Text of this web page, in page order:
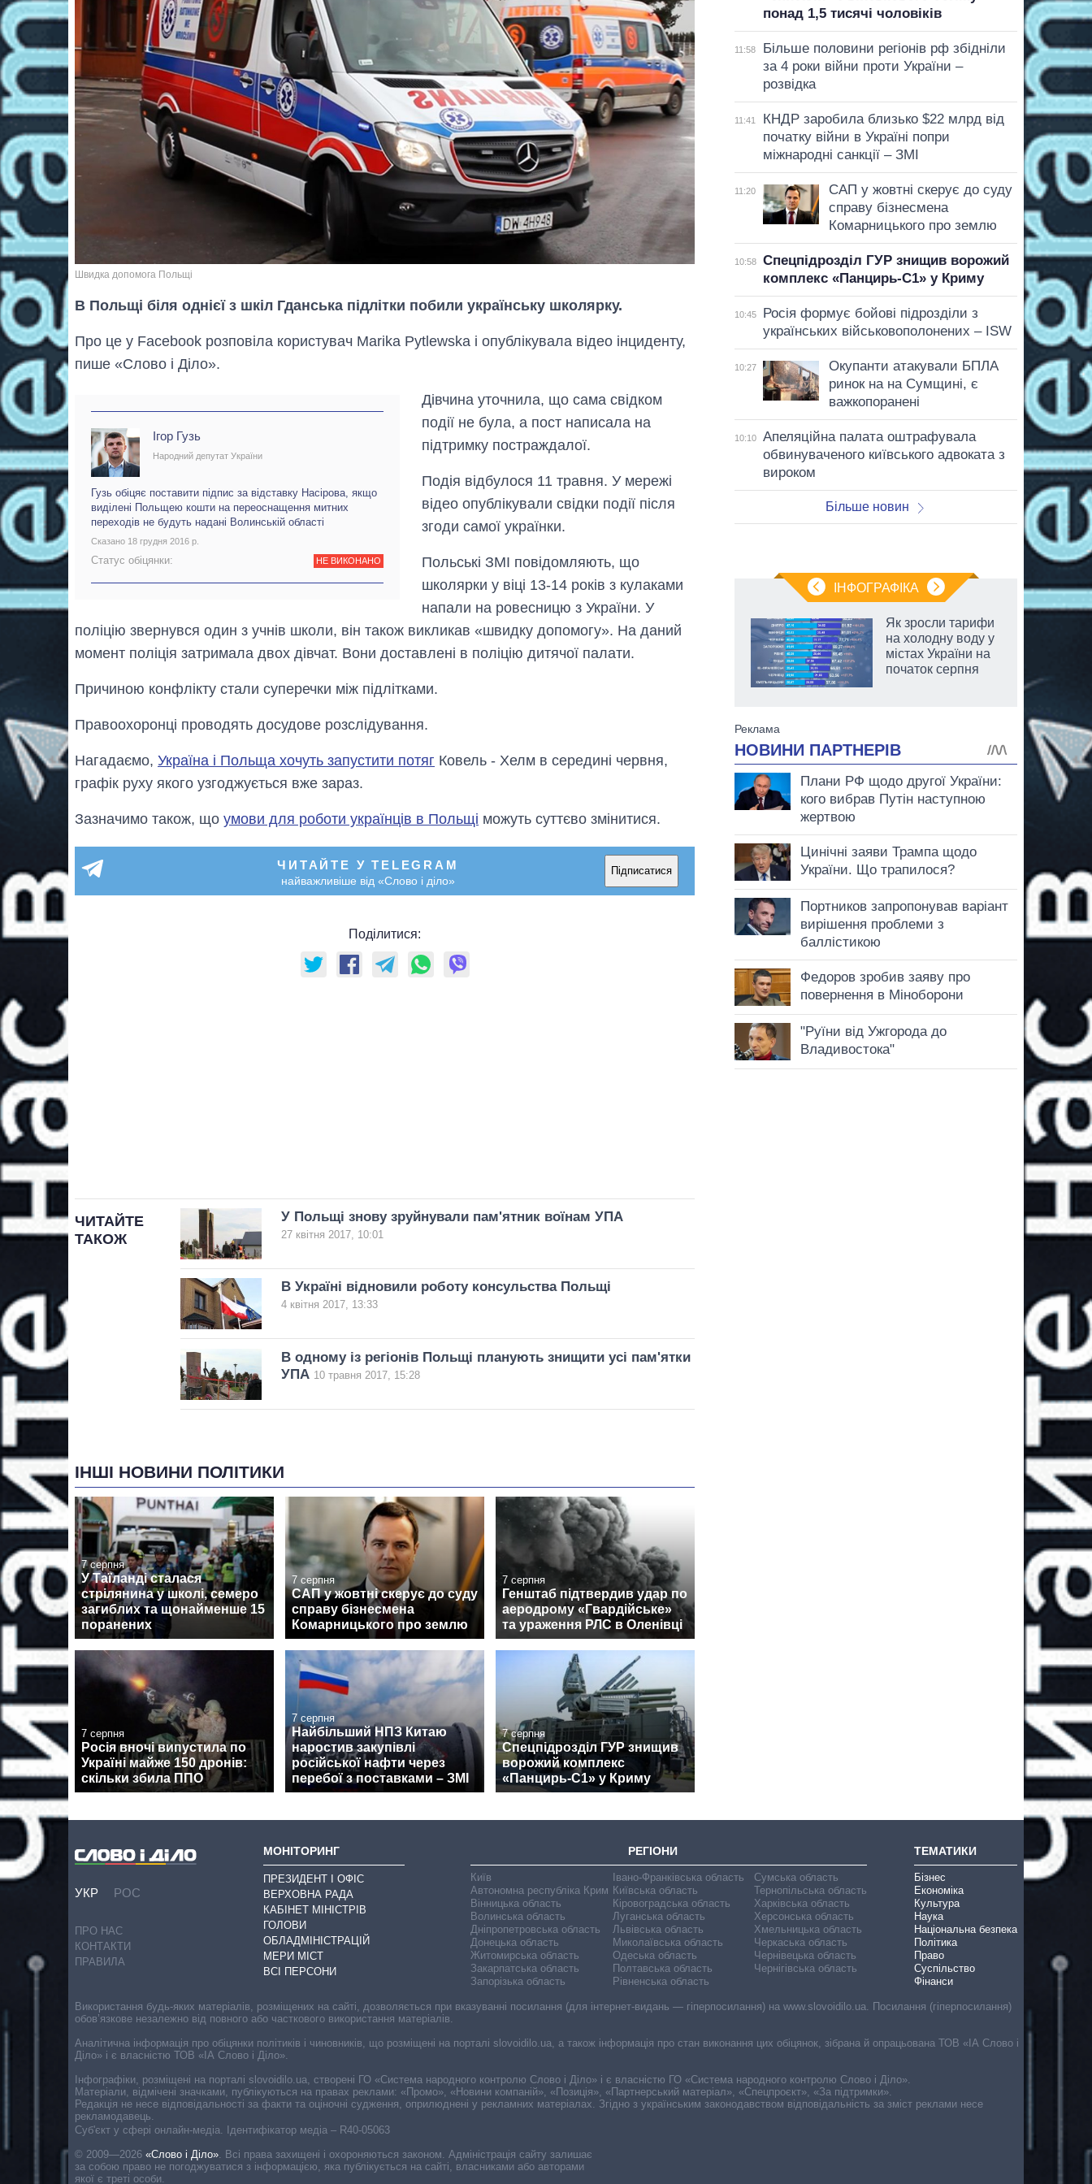
Швидка допомога Польщі
В Польщі біля однієї з шкіл Гданська підлітки побили українську школярку.
Про це у Facebook розповіла користувач Marika Pytlewska і опублікувала відео інциденту,
пише «Слово і Діло».
Ігор Гузь
Народний депутат України
Гузь обіцяє поставити підпис за відставку Насірова, якщо
виділені Польщею кошти на переоснащення митних
переходів не будуть надані Волинській області
Сказано 18 грудня 2016 р.
Статус обіцянки: НЕ ВИКОНАНО
Дівчина уточнила, що сама свідком
події не була, а пост написала на
підтримку постраждалої.
Подія відбулося 11 травня. У мережі
відео опублікували свідки події після
згоди самої українки.
Польські ЗМІ повідомляють, що
школярки у віці 13-14 років з кулаками
напали на ровесницю з України. У
поліцію звернувся один з учнів школи, він також викликав «швидку допомогу». На даний
момент поліція затримала двох дівчат. Вони доставлені в поліцію дитячої палати.
Причиною конфлікту стали суперечки між підлітками.
Правоохоронці проводять досудове розслідування.
Нагадаємо, Україна і Польща хочуть запустити потяг Ковель - Хелм в середині червня,
графік руху якого узгоджується вже зараз.
Зазначимо також, що умови для роботи українців в Польщі можуть суттєво змінитися.
ЧИТАЙТЕ У TELEGRAM
найважливіше від «Слово і діло»
Підписатися
Поділитися:
ЧИТАЙТЕ
ТАКОЖ
У Польщі знову зруйнували пам'ятник воїнам УПА
27 квітня 2017, 10:01
В Україні відновили роботу консульства Польщі
4 квітня 2017, 13:33
В одному із регіонів Польщі планують знищити усі пам'ятки
УПА 10 травня 2017, 15:28
ІНШІ НОВИНИ ПОЛІТИКИ
7 серпня
У Таїланді сталася
стрілянина у школі, семеро
загиблих та щонайменше 15
поранених
7 серпня
САП у жовтні скерує до суду
справу бізнесмена
Комарницького про землю
7 серпня
Генштаб підтвердив удар по
аеродрому «Гвардійське»
та ураження РЛС в Оленівці
7 серпня
Росія вночі випустила по
Україні майже 150 дронів:
скільки збила ППО
7 серпня
Найбільший НПЗ Китаю
наростив закупівлі
російської нафти через
перебої з поставками – ЗМІ
7 серпня
Спецпідрозділ ГУР знищив
ворожий комплекс
«Панцирь-С1» у Криму
понад 1,5 тисячі чоловіків
11:58
Більше половини регіонів рф збідніли
за 4 роки війни проти України –
розвідка
11:41
КНДР заробила близько $22 млрд від
початку війни в Україні попри
міжнародні санкції – ЗМІ
11:20
САП у жовтні скерує до суду
справу бізнесмена
Комарницького про землю
10:58
Спецпідрозділ ГУР знищив ворожий
комплекс «Панцирь-С1» у Криму
10:45
Росія формує бойові підрозділи з
українських військовополонених – ISW
10:27
Окупанти атакували БПЛА
ринок на на Сумщині, є
важкопоранені
10:10
Апеляційна палата оштрафувала
обвинуваченого київського адвоката з
вироком
Більше новин
ІНФОГРАФІКА
Як змінився
бюджет
Міністерства
Як зросли тарифи
на холодну воду у
містах України на
початок серпня
УКР РОС
ПРО НАС
КОНТАКТИ
ПРАВИЛА
МОНІТОРИНГ
ПРЕЗИДЕНТ І ОФІС
ВЕРХОВНА РАДА
КАБІНЕТ МІНІСТРІВ
ГОЛОВИ
ОБЛАДМІНІСТРАЦІЙ
МЕРИ МІСТ
ВСІ ПЕРСОНИ
РЕГІОНИ
Київ
Автономна республіка Крим
Вінницька область
Волинська область
Дніпропетровська область
Донецька область
Житомирська область
Закарпатська область
Запорізька область
Івано-Франківська область
Київська область
Кіровоградська область
Луганська область
Львівська область
Миколаївська область
Одеська область
Полтавська область
Рівненська область
Сумська область
Тернопільська область
Харківська область
Херсонська область
Хмельницька область
Черкаська область
Чернівецька область
Чернігівська область
ТЕМАТИКИ
Бізнес
Економіка
Культура
Наука
Національна безпека
Політика
Право
Суспільство
Фінанси
Cуб'єкт у сфері онлайн-медіа. Ідентифікатор медіа – R40-05063
© 2009—2026 «Слово і Діло». Всі права захищені і охороняються законом. Адміністрація сайту залишає
за собою право не погоджуватися з інформацією, яка публікується на сайті, власниками або авторами
якої є треті особи.
Використання будь-яких матеріалів, розміщених на сайті, дозволяється при вказуванні посилання (для інтернет-видань — гіперпосилання) на www.slovoidilo.ua. Посилання (гіперпосилання)
обов’язкове незалежно від повного або часткового використання матеріалів.
Аналітична інформація про обіцянки політиків і чиновників, що розміщені на порталі slovoidilo.ua, а також інформація про стан виконання цих обіцянок, зібрана й опрацьована ТОВ «ІА Слово і
Діло» і є власністю ТОВ «ІА Слово і Діло».
Інфографіки, розміщені на порталі slovoidilo.ua, створені ГО «Система народного контролю Слово і Діло» і є власністю ГО «Система народного контролю Слово і Діло».
Матеріали, відмічені значками, публікуються на правах реклами: «Промо», «Новини компаній», «Позиція», «Партнерський матеріал», «Спецпроєкт», «За підтримки».
Редакція не несе відповідальності за факти та оціночні судження, оприлюднені у рекламних матеріалах. Згідно з українським законодавством відповідальність за зміст реклами несе
рекламодавець.